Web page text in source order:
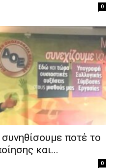
0
ποτέ το
και...
0